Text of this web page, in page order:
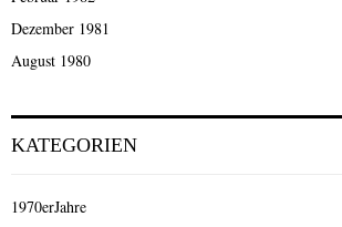
Dezember 1981
August 1980
KATEGORIEN
1970erJahre